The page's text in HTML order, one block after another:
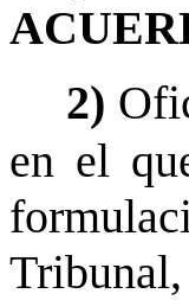
2)
en el